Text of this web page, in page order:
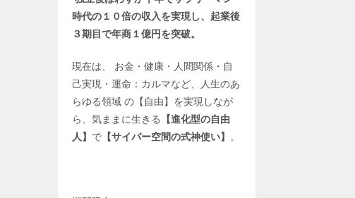
時代の１０倍の収入を実現し、起業後
３期目で年商１億円を突破。
現在は、 お金・健康・人間関係・自
己実現・運命：カルマなど、人生のあ
らゆる領域 の【自由】を実現しなが
ら、気ままに生きる
【進化型の自由
人】 で 【サイバー空間の式神使い】 。